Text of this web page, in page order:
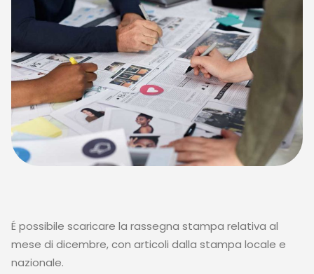
É possibile scaricare la rassegna stampa relativa al
mese di dicembre, con articoli dalla stampa locale e
nazionale.